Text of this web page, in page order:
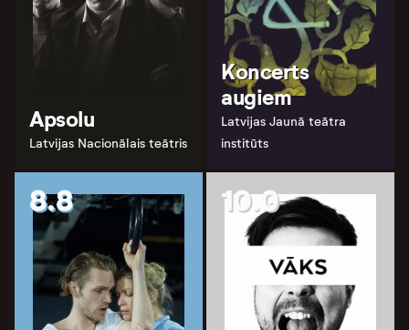
Apsolu
Latvijas Nacionālais teātris
Koncerts
augiem
Latvijas Jaunā teātra
institūts
8.8 10.0